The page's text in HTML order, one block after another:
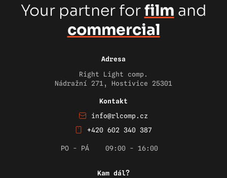
Your partner forfilm and
commercial
Adresa
Right Light comp.
Nádražní 271, Hostivice 25301
Kontakt
info@rlcomp.cz
+420 602 340 387
PO - PÁ 09:00 - 16:00
Kam dál?